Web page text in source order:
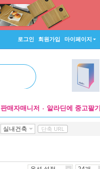
로그인 회원가입 마이페이지
판매자매니저 알라딘에 중고팔기
실내건축 단축 URL